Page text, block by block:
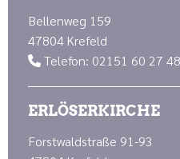
Bellenweg 159
47804 Krefeld
 Telefon: 02151 60 27 48
ERLÖSERKIRCHE
Forstwaldstraße 91-93